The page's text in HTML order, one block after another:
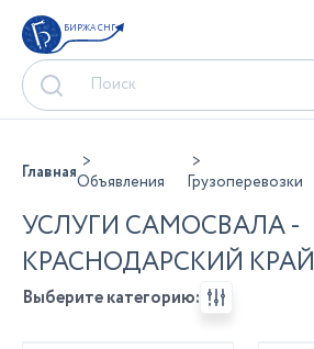
БИРЖА СНГ
ГлавнаяОбъявления Грузоперевозки
УСЛУГИ САМОСВАЛА -
КРАСНОДАРСКИЙ КРАЙ
Выберите категорию: